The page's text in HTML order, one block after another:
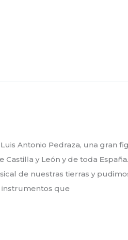
Antonio Pedraza, una gran
y León y de toda
de nuestras tierras y
que